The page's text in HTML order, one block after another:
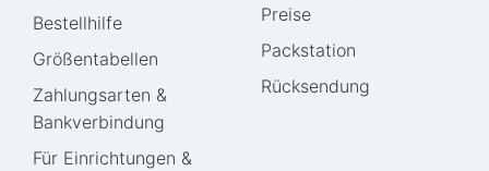
Bestellhilfe
Größentabellen
Zahlungsarten &
Bankverbindung
Für Einrichtungen &
Preise
Packstation
Rücksendung